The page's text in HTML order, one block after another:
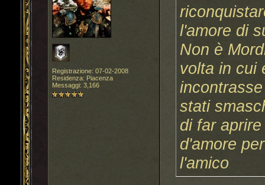
Registrazione: 07-02-2008
Residenza: Piacenza
Messaggi: 3,166
l'amore di
Non è
volta in cui
stati
di far
d'amore
l'amico